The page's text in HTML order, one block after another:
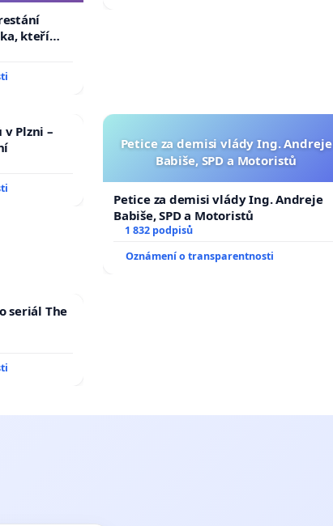
kteří
ji a
Plzni –
Petice za demisi vlády Ing. Andreje
Babiše, SPD a Motoristů
Petice za demisi vlády Ing. Andreje
Babiše, SPD a Motoristů
1 832 podpisů
Oznámení o transparentnosti
seriál The